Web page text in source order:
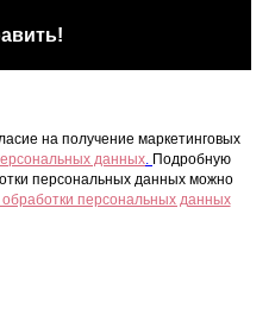
на получение маркетинговых
данных. Подробную
персональных данных можно
персональных данных